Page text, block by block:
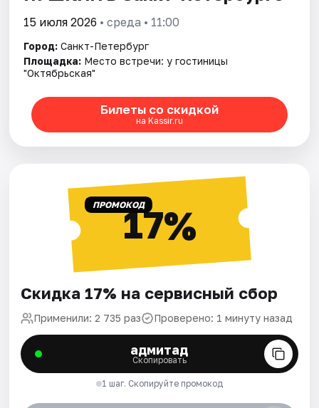
15 июля 2026 • среда • 11:00
Город: Санкт-Петербург
Площадка: Место встречи: у гостиницы
"Октябрьская"
Билеты со скидкой
на Kassir.ru
ПРОМОКОД17%
Скидка 17% на сервисный сбор
Применили: 2 735 раз Проверено: 1 минуту назад
адмитад
Скопировать
1 шаг. Скопируйте промокод